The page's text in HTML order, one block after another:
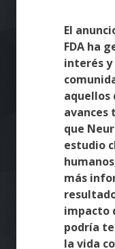
El
FDA ha
interés
aquellos
avances
que
estudio
más
impacto
podría
la vida